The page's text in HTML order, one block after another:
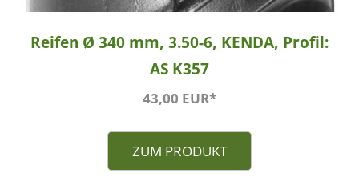
Reifen Ø 340 mm, 3.50-6, KENDA, Profil:
AS K357
43,00 EUR*
ZUM PRODUKT